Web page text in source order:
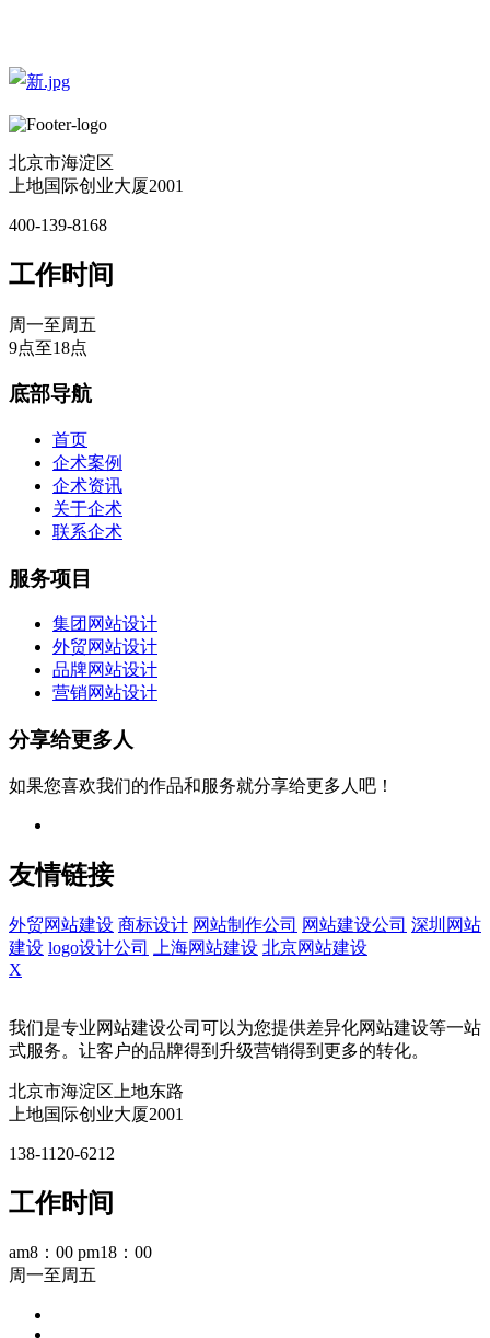
北京市海淀区
上地国际创业大厦2001
400-139-8168
工作时间
周一至周五
9点至18点
底部导航
首页
企术案例
企术资讯
关于企术
联系企术
服务项目
集团网站设计
外贸网站设计
品牌网站设计
营销网站设计
分享给更多人
如果您喜欢我们的作品和服务就分享给更多人吧！
友情链接
外贸网站建设 商标设计 网站制作公司 网站建设公司 深圳网站
建设 logo设计公司 上海网站建设 北京网站建设
X
我们是专业网站建设公司可以为您提供差异化网站建设等一站
式服务。让客户的品牌得到升级营销得到更多的转化。
北京市海淀区上地东路
上地国际创业大厦2001
138-1120-6212
工作时间
am8：00 pm18：00
周一至周五